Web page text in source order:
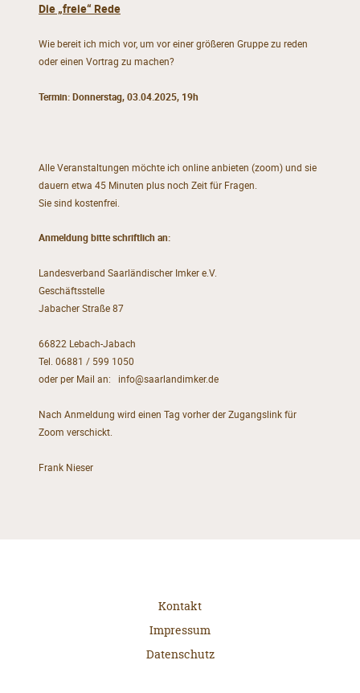
Die „freie“ Rede
Wie bereit ich mich vor, um vor einer größeren Gruppe zu reden
oder einen Vortrag zu machen?
Termin: Donnerstag, 03.04.2025, 19h
Alle Veranstaltungen möchte ich online anbieten (zoom) und sie
dauern etwa 45 Minuten plus noch Zeit für Fragen.
Sie sind kostenfrei.
Anmeldung bitte schriftlich an:
Landesverband Saarländischer Imker e.V.
Geschäftsstelle
Jabacher Straße 87
66822 Lebach-Jabach
Tel. 06881 / 599 1050
oder per Mail an: info@saarlandimker.de
Nach Anmeldung wird einen Tag vorher der Zugangslink für
Zoom verschickt.
Frank Nieser
Kontakt
Impressum
Datenschutz